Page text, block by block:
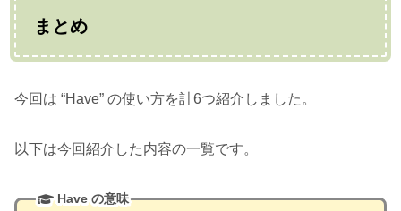
まとめ
今回は “Have” の使い方を計6つ紹介しました。
以下は今回紹介した内容の一覧です。
Have の意味